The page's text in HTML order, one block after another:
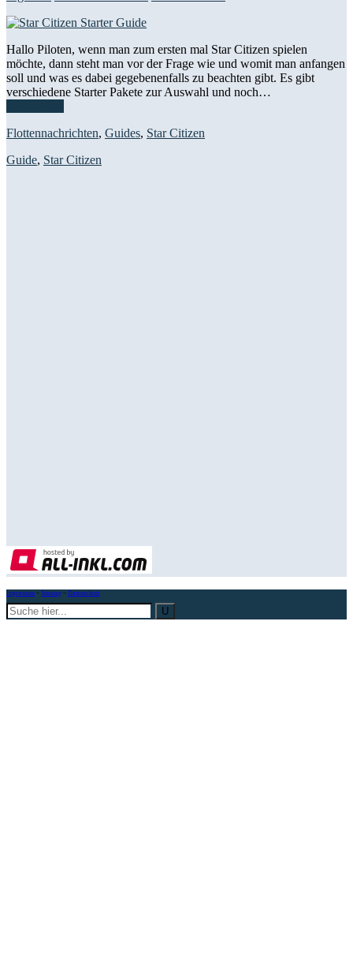
Hallo Piloten, wenn man zum ersten mal Star Citizen spielen
möchte, dann steht man vor der Frage wie und womit man anfangen
soll und was es dabei gegebenenfalls zu beachten gibt. Es gibt
verschiedene Starter Pakete zur Auswahl und noch…
Flottennachrichten, Guides, Star Citizen
Guide, Star Citizen
Impressum – Sitemap – Datenschutz